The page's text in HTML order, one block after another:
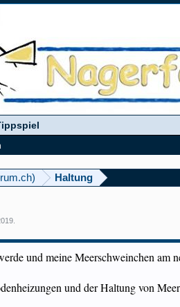
Haltung
und meine Meerschweinchen am
und der Haltung von